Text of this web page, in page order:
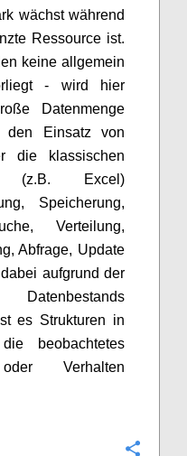
wächst während
Ressource ist.
keine allgemein
- wird hier
Datenmenge
den Einsatz von
die klassischen
(z.B. Excel)
Speicherung,
Verteilung,
Abfrage, Update
aufgrund der
es Strukturen in
beobachtetes
Verhalten